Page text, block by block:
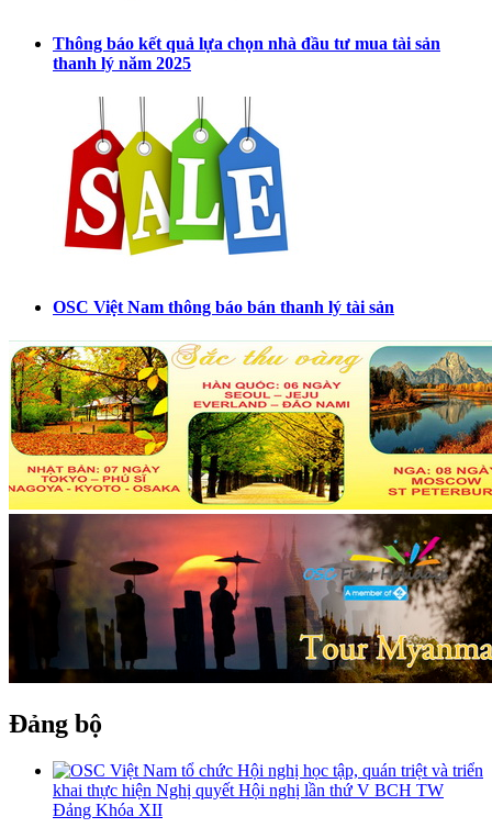
Thông báo kết quả lựa chọn nhà đầu tư mua tài sản
thanh lý năm 2025
OSC Việt Nam thông báo bán thanh lý tài sản
Đảng bộ